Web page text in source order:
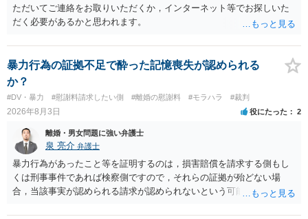
書士との協議になると思います。請求するか，訴訟にするか，その点
の見極めや，相手方は性交類似行為は認めているのか，それさえも否
す。 ④性交類似行為を認めているにもかかわらず支払を拒否するので
あれば，本人（行政書士でも同じだと思います。）への対応ではあま
り変わらないように思います。減額で折り合えるなら本人様の交渉で
もよいように思いますが，ゼロかどうかの観点であれば，訴訟に進む
しかなくなるようにも思います。そうしますと，お近くの弁護士に相
談して進めることを検討した方がよいようにも思います。
ただいてご連絡をお取りいただくか，インターネット等でお探しいた
だく必要があるかと思われます。
暴力行為の証拠不足で酔った記憶喪失が認められる
か？
#DV・暴力 #慰謝料請求したい側 #離婚の慰謝料 #モラハラ #裁判
2026年8月3日 役にたった 2
離婚・男女問題に強い弁護士
泉 亮介 弁護士
暴力行為があったこと等を証明するのは，損害賠償を請求する側もし
くは刑事事件であれば検察側ですので，それらの証拠が殆どない場
合，当該事実が認められる請求が認められないという可能性はあるで